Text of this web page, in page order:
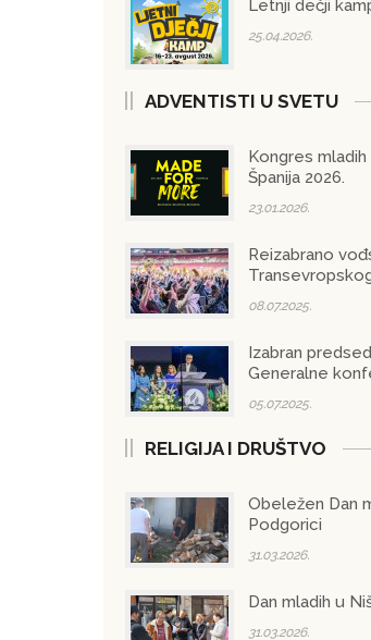
Letnji dečji
25.04.2026.
ADVENTISTI U SVETU
Kongres
Španija 2026.
23.01.2026.
Reizabrano
08.07.2025.
Izabran
Generalne
05.07.2025.
RELIGIJA I DRUŠTVO
Obeležen Dan
Podgorici
31.03.2026.
Dan mladih u
31.03.2026.